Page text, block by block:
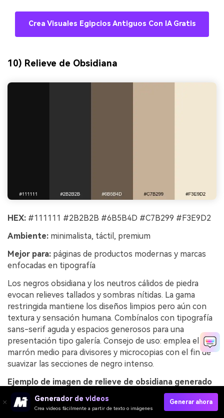
Crea Visuales Egipcios Antiguos Con IA Gratis
10) Relieve de Obsidiana
HEX: #111111 #2B2B2B #6B5B4D #C7B299 #F3E9D2
Ambiente: minimalista, táctil, premium
Mejor para: páginas de productos modernas y marcas
enfocadas en tipografía
Los negros obsidiana y los neutros cálidos de piedra
evocan relieves tallados y sombras nítidas. La gama
restringida mantiene los diseños limpios pero aún con
textura y sensación humana. Combínalos con tipografía
sans-serif aguda y espacios generosos para una
presentación tipo galería. Consejo de uso: emplea el
marrón medio para divisores y microcopias con el fin de
suavizar las secciones de negro intenso.
Ejemplo de imagen de relieve de obsidiana generado
Generador de videos
Crea videos fácilmente a partir de texto o imágenes
Generar ahora